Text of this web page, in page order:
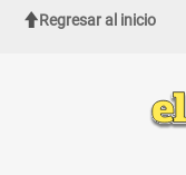
Regresar al inicio